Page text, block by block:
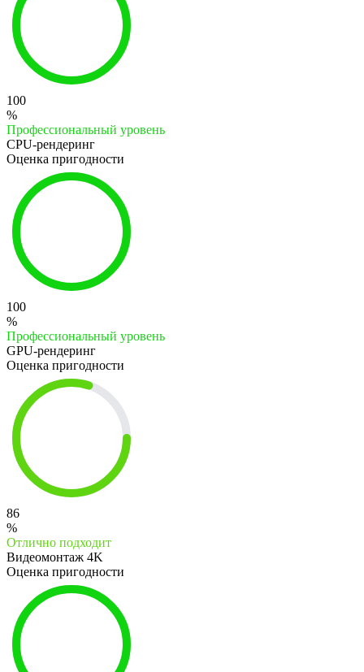
100
%
Профессиональный уровень
CPU-рендеринг
Оценка пригодности
100
%
Профессиональный уровень
GPU-рендеринг
Оценка пригодности
86
%
Отлично подходит
Видеомонтаж 4K
Оценка пригодности